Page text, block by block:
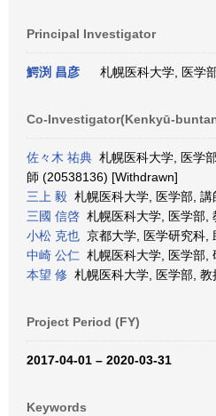
Principal Investigator
鰐渕 昌彦 札幌医科大学, 医学
Co-Investigator(Kenkyū-
佐々木 祐典 札幌医科大学, 医学
師 (20538136) [Withdrawn]
三上 毅 札幌医科大学, 医学部,
三國 信啓 札幌医科大学, 医学部,
小松 克也 京都大学, 医学研究科,
中崎 公仁 札幌医科大学, 医学部,
本望 修 札幌医科大学, 医学部,
Project Period (FY)
2017-04-01 – 2020-03-31
Keywords